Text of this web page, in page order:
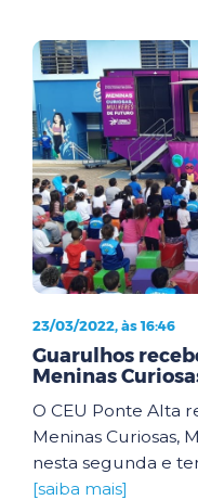
23/03/2022, às 16:46
Guarulhos
Meninas
O CEU Ponte Alta
Meninas Curiosas,
nesta segunda e
[saiba mais]